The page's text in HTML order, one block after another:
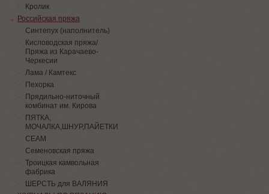
Кролик
Российская пряжа
Синтепух (наполнитель)
Кисловодская пряжа/
Пряжа из Карачаево-
Черкесии
Лама / Камтекс
Пехорка
Прядильно-ниточный
комбинат им. Кирова
ПЯТКА,
МОЧАЛКА,ШНУР,ПАЙЕТКИ
СЕАМ
Семеновская пряжа
Троицкая камвольная
фабрика
ШЕРСТЬ для ВАЛЯНИЯ